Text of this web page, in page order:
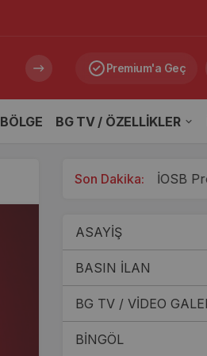
Premium'a Geç
BÖLGE BG TV / ÖZELLİKLER
Gece
Gece
Son Dakika:
Sancak TDİOSB Projesinde Saha
ASAYİŞ
BASIN İLAN
BG TV / VİDEO
BİNGÖL